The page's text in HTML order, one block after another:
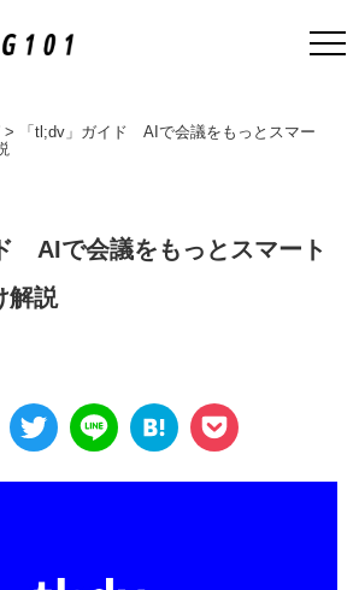
>
「tl;dv」ガイド AIで会議をもっとスマー
AIで会議をもっとスマート
解説
Twitt Line Hate Pock